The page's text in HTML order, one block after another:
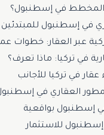
المخطط في إسطنبول؟
في إسطنبول للمبتدئين
عبر العقار: خطوات
في تركيا: ماذا تعرف؟
في تركيا للأجانب
العقاري في
في إسطنبول بواقعية
للاستثمار